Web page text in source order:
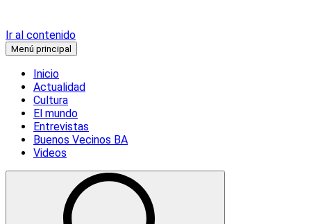
Ir al contenido
Menú principal
Inicio
Actualidad
Cultura
El mundo
Entrevistas
Buenos Vecinos BA
Videos